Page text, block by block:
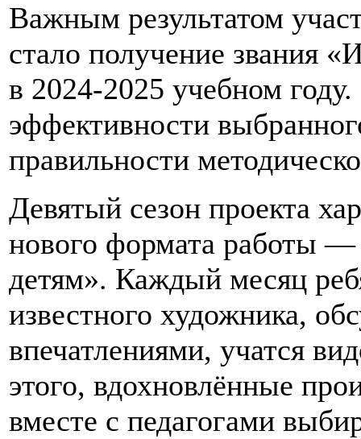
Важным результатом
стало получение звания
в 2024-2025 учебном
эффективности
правильности
Девятый сезон проекта
нового формата работы
детям». Каждый месяц
известного художника,
впечатлениями, учатся
этого, вдохновлённые
вместе с педагогами